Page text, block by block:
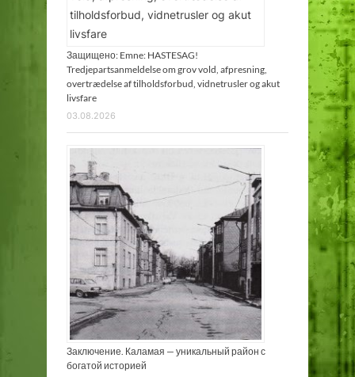
Защищено: Emne: HASTESAG!
Tredjepartsanmeldelse om grov vold, afpresning,
overtrædelse af tilholdsforbud, vidnetrusler og akut
livsfare
03.08.2026
Заключение. Каламая — уникальный район с
богатой историей